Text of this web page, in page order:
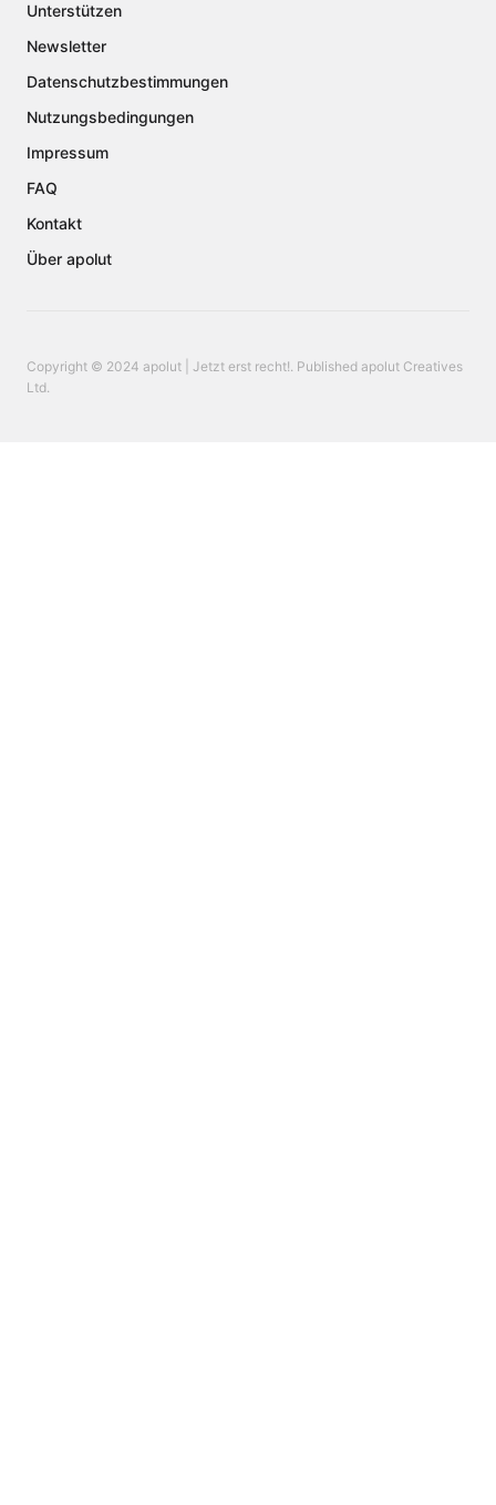
Unterstützen
Newsletter
Datenschutzbestimmungen
Nutzungsbedingungen
Impressum
FAQ
Kontakt
Über apolut
Copyright © 2024 apolut | Jetzt erst recht!. Published apolut Creatives
Ltd.